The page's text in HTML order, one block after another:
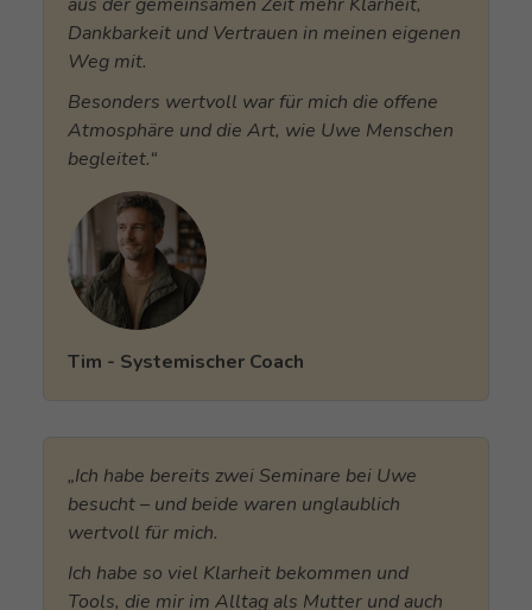
Dankbarkeit und Vertrauen in meinen eigenen
Weg mit.
Besonders wertvoll war für mich die offene
Atmosphäre und die Art, wie Uwe Menschen
begleitet.“
Tim - Systemischer Coach
„Ich habe bereits zwei Seminare bei Uwe
besucht – und beide waren unglaublich
wertvoll für mich.
Ich habe so viel Klarheit bekommen und
Tools, die mir im Alltag als Mutter und auch